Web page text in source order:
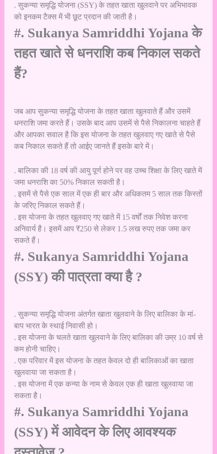
. सुकन्या समृद्धि योजना (SSY) के तहत खाता खुलवाने पर अभिभावक
को इनकम टैक्स में भी छूट प्रदान की जाती है।
#. Sukanya Samriddhi Yojana के
तहत खाते से धनराशि कब निकाल सकते
हैं?
जब आप सुकन्या समृद्धि योजना के तहत खाता खुलवाते हैं और उसमें
धनराशि जमा करते हैं। उसके बाद आप उसमें से पैसे निकालना चाहते हैं
और आपका सवाल है कि इस योजना के तहत खुलवाए गए खाते से पैसे
कब निकाल सकते हैं तो आईए जानते हैं इसके बारे में।
. बालिका की 18 वर्ष की आयु पूर्ण होने पर वह उच्च शिक्षा के लिए खाते में
जमा धनराशि का 50% निकाल सकती है।
. इसमें से पैसे एक साल में एक ही बार और अधिकतम 5 साल तक किस्तों
के जरिए निकाल सकते हैं।
. इस योजना के तहत खुलवाए गए खाते में 15 वर्षों तक निवेश करना
अनिवार्य है। इसमें आप ₹250 से लेकर 1.5 लख रुपए तक जमा कर
सकते हैं।
#. Sukanya Samriddhi Yojana
(SSY) की पात्रता क्या है ?
. सुकन्या समृद्धि योजना अंतर्गत खाता खुलवाने के लिए बालिका के मां-
बाप भारत के स्थाई निवासी हो।
. इस योजना के चलते खाता खुलवाने के लिए बालिका की उम्र 10 वर्ष से
कम होनी चाहिए।
. एक परिवार में इस योजना के तहत केवल दो ही बालिकाओं का खाता
खुलवाया जा सकता है।
. इस योजना में एक कन्या के नाम से केवल एक ही खाता खुलवाया जा
सकता है।
#. Sukanya Samriddhi Yojana
(SSY) में आवेदन के लिए आवश्यक